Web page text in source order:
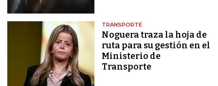
TRANSPORTE
Noguera traza la hoja de
ruta para su gestión en el
Ministerio de
Transporte